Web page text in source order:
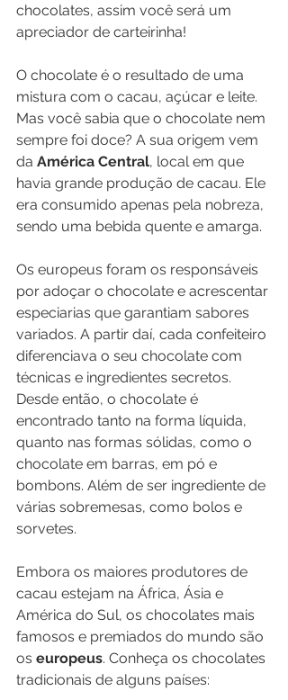
chocolates, assim você será um
apreciador de carteirinha!
O chocolate é o resultado de uma
mistura com o cacau, açúcar e leite.
Mas você sabia que o chocolate nem
sempre foi doce? A sua origem vem
da América Central, local em que
havia grande produção de cacau. Ele
era consumido apenas pela nobreza,
sendo uma bebida quente e amarga.
Os europeus foram os responsáveis
por adoçar o chocolate e acrescentar
especiarias que garantiam sabores
variados. A partir daí, cada confeiteiro
diferenciava o seu chocolate com
técnicas e ingredientes secretos.
Desde então, o chocolate é
encontrado tanto na forma líquida,
quanto nas formas sólidas, como o
chocolate em barras, em pó e
bombons. Além de ser ingrediente de
várias sobremesas, como bolos e
sorvetes.
Embora os maiores produtores de
cacau estejam na África, Ásia e
América do Sul, os chocolates mais
famosos e premiados do mundo são
os europeus. Conheça os chocolates
tradicionais de alguns países: